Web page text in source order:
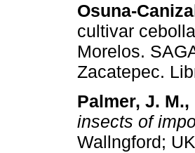
Osuna-
cultivar
Morelos.
Zacatepec.
Palmer, J.
insects of
Wallngford;